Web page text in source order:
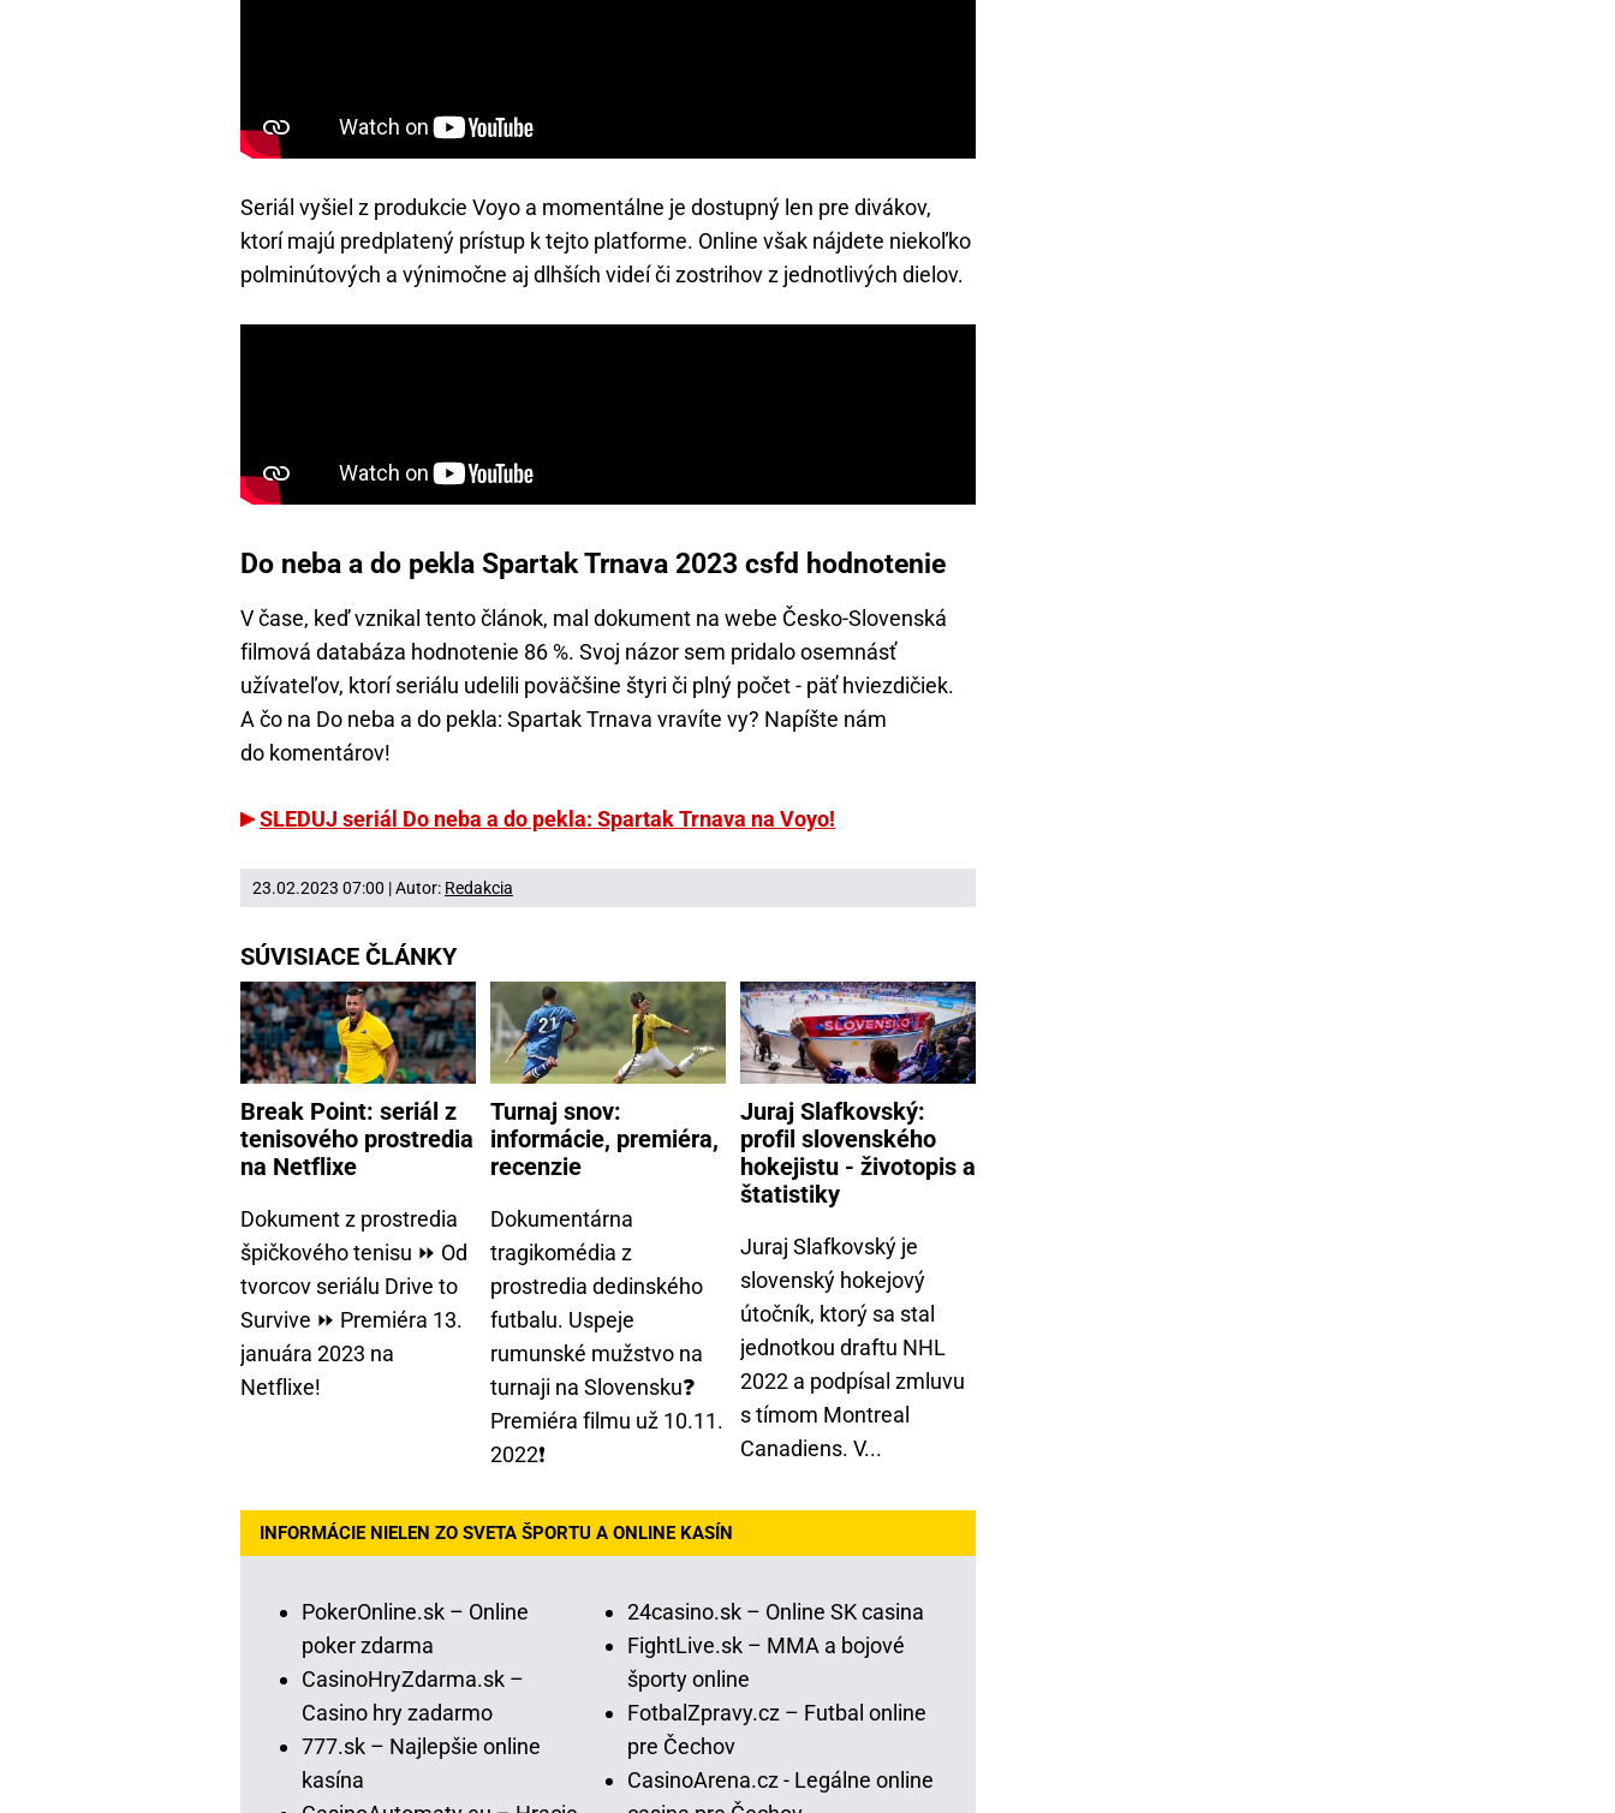
Seriál vyšiel z produkcie Voyo a momentálne je dostupný len pre divákov,
ktorí majú predplatený prístup k tejto platforme. Online však nájdete niekoľko
polminútových a výnimočne aj dlhších videí či zostrihov z jednotlivých dielov.
Do neba a do pekla Spartak Trnava 2023 csfd hodnotenie
V čase, keď vznikal tento článok, mal dokument na webe Česko-Slovenská
filmová databáza hodnotenie 86 %. Svoj názor sem pridalo osemnásť
užívateľov, ktorí seriálu udelili poväčšine štyri či plný počet - päť hviezdičiek.
A čo na Do neba a do pekla: Spartak Trnava vravíte vy? Napíšte nám
do komentárov!
SLEDUJ seriál Do neba a do pekla: Spartak Trnava na Voyo!
23.02.2023 07:00 | Autor: Redakcia
SÚVISIACE ČLÁNKY
Break Point: seriál z
tenisového prostredia
na Netflixe
Dokument z prostredia
špičkového tenisu ⏩ Od
tvorcov seriálu Drive to
Survive ⏩ Premiéra 13.
januára 2023 na
Netflixe!
Turnaj snov:
informácie, premiéra,
recenzie
Dokumentárna
tragikomédia z
prostredia dedinského
futbalu. Uspeje
rumunské mužstvo na
turnaji na Slovensku❓
Premiéra filmu už 10.11.
2022❗
Juraj Slafkovský:
profil slovenského
hokejistu - životopis a
štatistiky
Juraj Slafkovský je
slovenský hokejový
útočník, ktorý sa stal
jednotkou draftu NHL
2022 a podpísal zmluvu
s tímom Montreal
Canadiens. V...
INFORMÁCIE NIELEN ZO SVETA ŠPORTU A ONLINE KASÍN
PokerOnline.sk – Online
poker zdarma
CasinoHryZdarma.sk –
Casino hry zadarmo
777.sk – Najlepšie online
kasína
24casino.sk – Online SK casina
FightLive.sk – MMA a bojové
športy online
FotbalZpravy.cz – Futbal online
pre Čechov
CasinoArena.cz - Legálne online